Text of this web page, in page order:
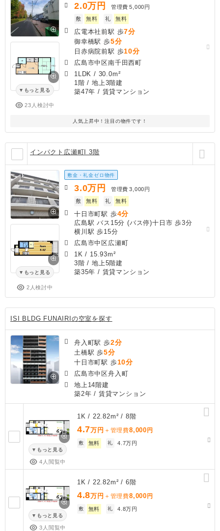
もっと見る
23人検討中
2.0万円 管理費 5,000円
敷
無料 礼 無料
広電本社前駅 歩7分
御幸橋駅 歩5分
日赤病院前駅 歩10分
広島市中区南千田西町
1LDK / 30.0m²
1階 / 地上3階建
築47年 / 賃貸マンション
人気上昇中！注目の物件です！
インパクト広瀬町I 3階
もっと見る
2人検討中
敷金・礼金ゼロ物件
3.0万円 管理費 3,000円
敷
無料 礼 無料
十日市町駅 歩4分
広島駅 バス15分 (バス停)十日市 歩3分
横川駅 歩15分
広島市中区広瀬町
1K / 15.93m²
3階 / 地上5階建
築35年 / 賃貸マンション
ISI BLDG FUNAIRIの空室を探す
舟入町駅 歩2分
土橋駅 歩5分
十日市町駅 歩10分
広島市中区舟入町
地上14階建
築2年 / 賃貸マンション
もっと見る
4人閲覧中
1K / 22.82m² / 8階
4.7万円 ＋管理費8,000 円
敷 無料 礼 4.7万円
もっと見る
3人閲覧中
1K / 22.82m² / 6階
4.8万円 ＋管理費8,000 円
敷 無料 礼 4.8万円